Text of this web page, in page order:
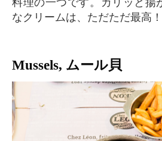
料理の一つです。カリッと揚
なクリームは、ただただ最高！
Mussels, ムール貝